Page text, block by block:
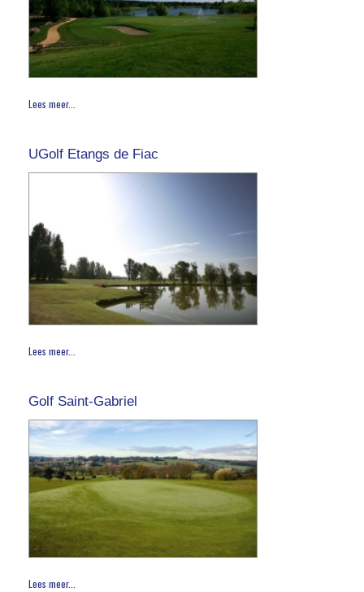
Lees meer...
UGolf Etangs de Fiac
Lees meer...
Golf Saint-Gabriel
Lees meer...